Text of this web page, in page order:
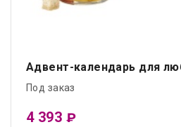
Адвент-календарь для
Под заказ
4 393 ₽